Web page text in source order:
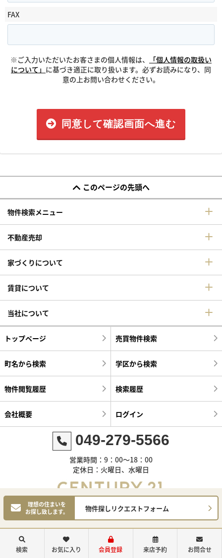
理想の住まいを
お探し致します。
物件探しリクエストフォーム
FAX
※ご入力いただいたお客さまの個人情報は、
「個人情報の取扱い
について」 に基づき適正に取り扱います。必ずお読みになり、同
意の上お問い合わせください。
同意して確認画面へ進む
このページの先頭へ
物件検索メニュー
不動産売却
家づくりについて
賃貸について
当社について
トップページ 売買物件検索
町名から検索 学区から検索
物件閲覧履歴 検索履歴
会社概要 ログイン
049-279-5566
営業時間：9：00～18：00
定休日：火曜日、水曜日
©センチュリー21明和ハウス
検索 お気に入り 会員登録 来店予約 お問合せ